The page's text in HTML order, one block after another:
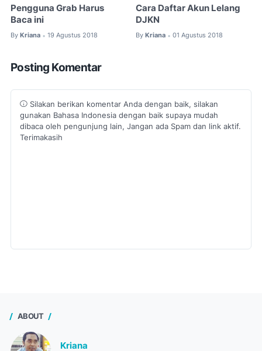
Pengguna Grab Harus
Baca ini
By Kriana • 19 Agustus 2018
Cara Daftar Akun Lelang
DJKN
By Kriana • 01 Agustus 2018
Posting Komentar
Silakan berikan komentar Anda dengan baik, silakan
gunakan Bahasa Indonesia dengan baik supaya mudah
dibaca oleh pengunjung lain, Jangan ada Spam dan link aktif.
Terimakasih
ABOUT
Kriana